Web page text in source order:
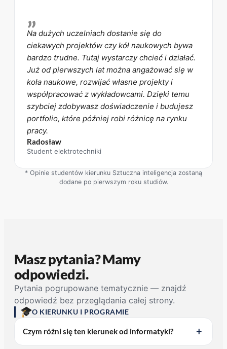
„
Na dużych uczelniach dostanie się do
ciekawych projektów czy kół naukowych bywa
bardzo trudne. Tutaj wystarczy chcieć i działać.
Już od pierwszych lat można angażować się w
koła naukowe, rozwijać własne projekty i
współpracować z wykładowcami. Dzięki temu
szybciej zdobywasz doświadczenie i budujesz
portfolio, które później robi różnicę na rynku
pracy.
Radosław
Student elektrotechniki
* Opinie studentów kierunku Sztuczna inteligencja zostaną
dodane po pierwszym roku studiów.
Masz pytania? Mamy
odpowiedzi.
Pytania pogrupowane tematycznie — znajdź
odpowiedź bez przeglądania całej strony.
O KIERUNKU I PROGRAMIE
Czym różni się ten kierunek od informatyki?